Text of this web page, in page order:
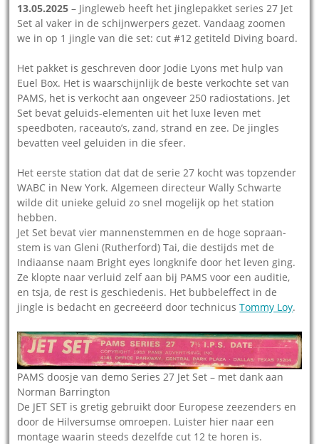
13.05.2025 – Jingleweb heeft het jinglepakket series 27 Jet
Set al vaker in de schijnwerpers gezet. Vandaag zoomen
we in op 1 jingle van die set: cut #12 getiteld Diving board.
Het pakket is geschreven door Jodie Lyons met hulp van
Euel Box. Het is waarschijnlijk de beste verkochte set van
PAMS, het is verkocht aan ongeveer 250 radiostations. Jet
Set bevat geluids-elementen uit het luxe leven met
speedboten, raceauto’s, zand, strand en zee. De jingles
bevatten veel geluiden in die sfeer.
Het eerste station dat dat de serie 27 kocht was topzender
WABC in New York. Algemeen directeur Wally Schwarte
wilde dit unieke geluid zo snel mogelijk op het station
hebben.
Jet Set bevat vier mannenstemmen en de hoge sopraan-
stem is van Gleni (Rutherford) Tai, die destijds met de
Indiaanse naam Bright eyes longknife door het leven ging.
Ze klopte naar verluid zelf aan bij PAMS voor een auditie,
en tsja, de rest is geschiedenis. Het bubbeleffect in de
jingle is bedacht en gecreëerd door technicusTommy Loy.
PAMS doosje van demo Series 27 Jet Set – met dank aan
Norman Barrington
De JET SET is gretig gebruikt door Europese zeezenders en
door de Hilversumse omroepen. Luister hier naar een
montage waarin steeds dezelfde cut 12 te horen is.